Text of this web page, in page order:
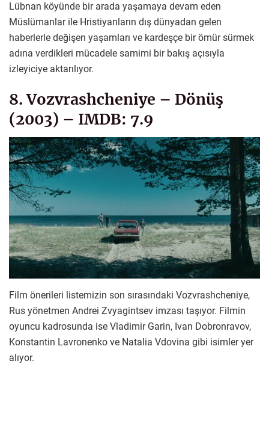
Lübnan köyünde bir arada yaşamaya devam eden
Müslümanlar ile Hristiyanların dış dünyadan gelen
haberlerle değişen yaşamları ve kardeşçe bir ömür sürmek
adına verdikleri mücadele samimi bir bakış açısıyla
izleyiciye aktarılıyor.
8. Vozvrashcheniye – Dönüş
(2003) – IMDB: 7.9
Film önerileri listemizin son sırasındaki Vozvrashcheniye,
Rus yönetmen Andrei Zvyagintsev imzası taşıyor. Filmin
oyuncu kadrosunda ise Vladimir Garin, Ivan Dobronravov,
Konstantin Lavronenko ve Natalia Vdovina gibi isimler yer
alıyor.